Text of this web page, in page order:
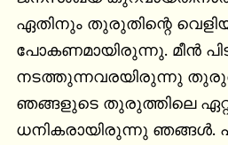
ഏതിനും തുരുതിന്റെ
പോകണമായിരുന്നു. മീന്‍
നടത്തുന്നവരയിരുന്നു
ഞങ്ങളുടെ തുരുത്തിലെ
ധനികരായിരുന്നു ഞങ്ങള്‍.